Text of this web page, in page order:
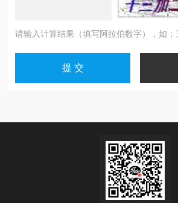
请输入计算结果（填写阿拉伯数字），如：